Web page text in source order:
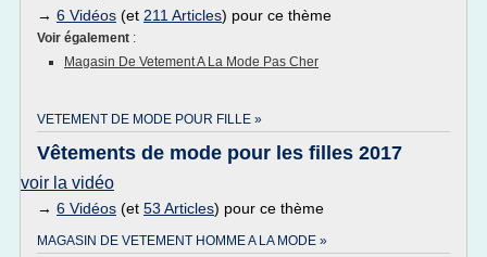
→ 6 Vidéos (et 211 Articles) pour ce thème
Voir également :
Magasin De Vetement A La Mode Pas Cher
VETEMENT DE MODE POUR FILLE »
Vêtements de mode pour les filles 2017
voir la vidéo
→ 6 Vidéos (et 53 Articles) pour ce thème
MAGASIN DE VETEMENT HOMME A LA MODE »